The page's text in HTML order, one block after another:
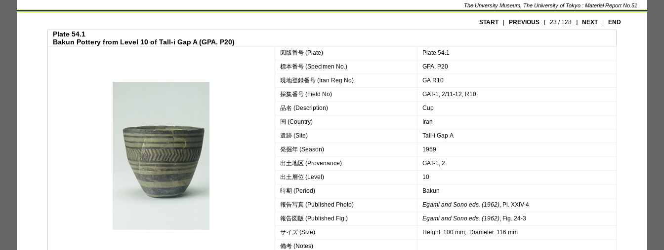
The Unversity Museum, The University of Tokyo : Material Report No.51
START| PREVIOUS[ 23 / 128] NEXT| END
Plate 54.1
Bakun Pottery from Level 10 of Tall-i Gap A (GPA. P20)
図版番号 (Plate)
Plate 54.1
標本番号 (Specimen No.)
GPA. P20
現地登録番号 (Iran Reg No)
GA R10
採集番号 (Field No)
GAT-1, 2/11-12, R10
品名 (Description)
Cup
国 (Country)
Iran
遺跡 (Site)
Tall-i Gap A
発掘年 (Season)
1959
出土地区 (Provenance)
GAT-1, 2
出土層位 (Level)
10
時期 (Period)
Bakun
報告写真 (Published Photo)
Egami and Sono eds. (1962), Pl. XXIV-4
報告図版 (Published Fig.)
Egami and Sono eds. (1962), Fig. 24-3
サイズ (Size)
Height. 100 mm; Diameter. 116 mm
備考 (Notes)